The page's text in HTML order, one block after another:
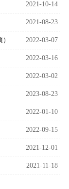
2021-10-14
2021-08-23
2022-03-07
2022-03-16
2022-03-02
2023-08-23
2022-01-10
2022-09-15
2021-12-01
2021-11-18